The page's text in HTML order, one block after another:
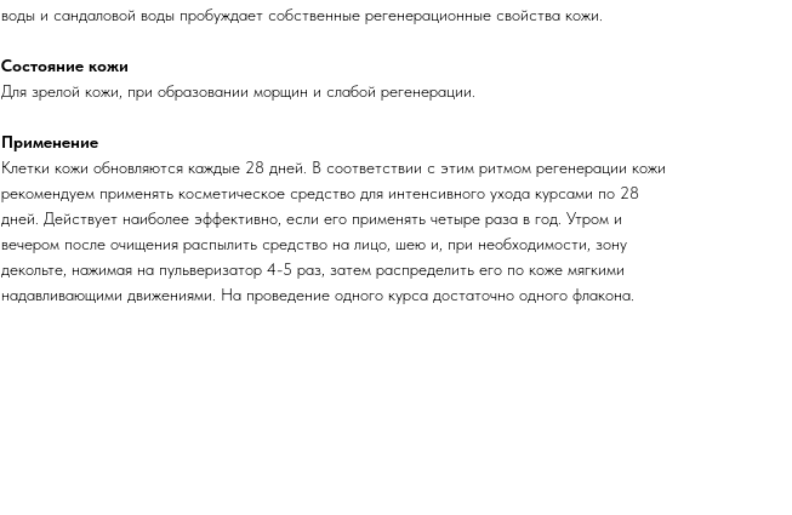
воды и сандаловой воды пробуждает собственные регенерационные свойства кожи.
Состояние кожи
Для зрелой кожи, при образовании морщин и слабой регенерации.
Применение
Клетки кожи обновляются каждые 28 дней. В соответствии с этим ритмом регенерации кожи
рекомендуем применять косметическое средство для интенсивного ухода курсами по 28
дней. Действует наиболее эффективно, если его применять четыре раза в год. Утром и
вечером после очищения распылить средство на лицо, шею и, при необходимости, зону
декольте, нажимая на пульверизатор 4-5 раз, затем распределить его по коже мягкими
надавливающими движениями. На проведение одного курса достаточно одного флакона.